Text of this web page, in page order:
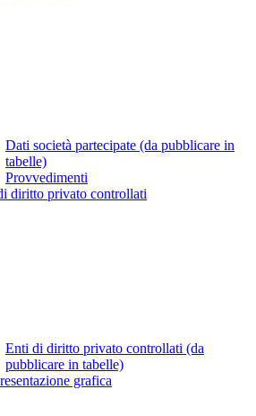
Dati società partecipate (da pubblicare in
tabelle)
Provvedimenti
diritto privato controllati
Enti di diritto privato controllati (da
pubblicare in tabelle)
grafica